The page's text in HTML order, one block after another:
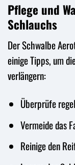
Pflege und
Schlauchs
Der Schwalbe
einige Tipps, um
verlängern:
Überprüfe
Vermeide das
Reinige den